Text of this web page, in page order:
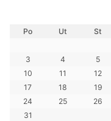
Po Ut St
3
4 5
10
11 12
17
18 19
24
25 26
31